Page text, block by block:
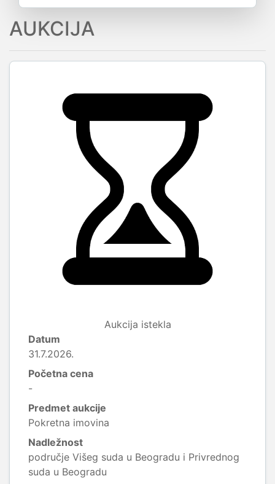
AUKCIJA
Aukcija istekla
Datum
31.7.2026.
Početna cena
-
Predmet aukcije
Pokretna imovina
Nadležnost
područje Višeg suda u Beogradu i Privrednog
suda u Beogradu